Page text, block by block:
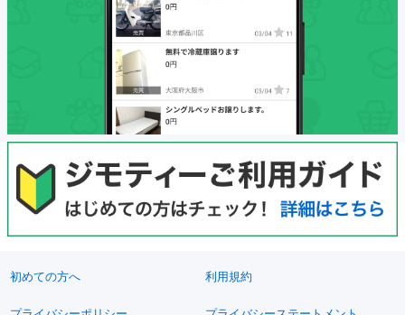
初めての方へ 利用規約